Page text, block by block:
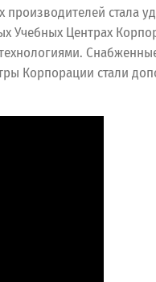
стала
Учебных Центрах
Корпорации стали